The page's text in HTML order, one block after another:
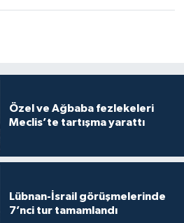
Özel ve Ağbaba fezlekeleri
Meclis’te tartışma yarattı
Lübnan-İsrail görüşmelerinde
7’nci tur tamamlandı